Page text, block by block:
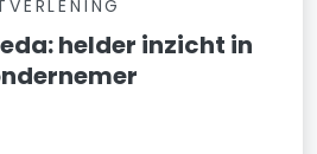
helder inzicht in